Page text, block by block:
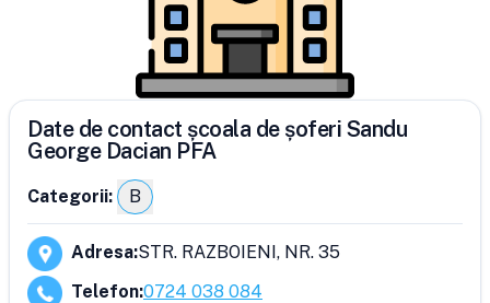
Date de contact școala de șoferi Sandu
George Dacian PFA
Categorii: B
Adresa:STR. RAZBOIENI, NR. 35
Telefon:0724 038 084